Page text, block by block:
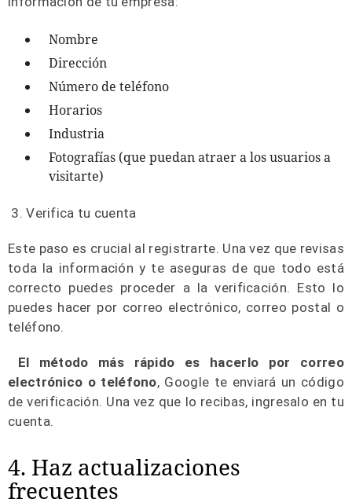
Nombre
Dirección
Número de teléfono
Horarios
Industria
Fotografías (que puedan atraer a los usuarios a
visitarte)
3. Verifica tu cuenta
Este paso es crucial al registrarte. Una vez que revisas
toda la información y te aseguras de que todo está
correcto puedes proceder a la verificación. Esto lo
puedes hacer por correo electrónico, correo postal o
teléfono.
El método más rápido es hacerlo por correo
electrónico o teléfono, Google te enviará un código
de verificación. Una vez que lo recibas, ingresalo en tu
cuenta.
4. Haz actualizaciones
frecuentes